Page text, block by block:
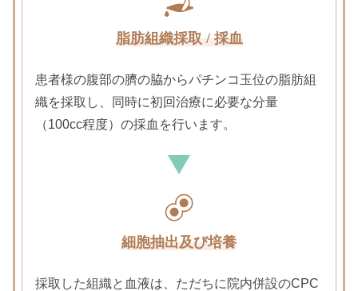
脂肪組織採取 / 採血
患者様の腹部の臍の脇からパチンコ玉位の脂肪組
織を採取し、同時に初回治療に必要な分量
（100cc程度）の採血を行います。
細胞抽出及び培養
採取した組織と血液は、ただちに院内併設のCPC